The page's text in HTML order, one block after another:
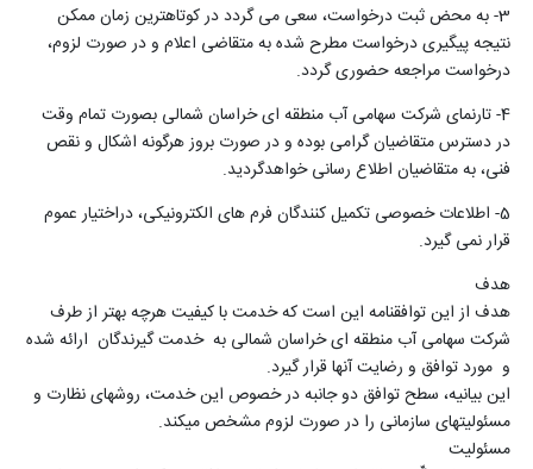
3- به محض ثبت درخواست، سعی می گردد در کوتاهترین زمان ممکن
نتیجه پیگیری درخواست مطرح شده به متقاضی اعلام و در صورت لزوم،
درخواست مراجعه حضوری گردد.
4- تارنمای شرکت سهامی آب منطقه ای خراسان شمالی بصورت تمام وقت
در دسترس متقاضیان گرامی بوده و در صورت بروز هرگونه اشکال و نقص
فنی، به متقاضیان اطلاع رسانی خواهدگردید.
5- اطلاعات خصوصی تکمیل کنندگان فرم های الکترونیکی، دراختیار عموم
قرار نمی گیرد.
هدف
هدف از این توافقنامه این است که خدمت با کیفیت هرچه بهتر از طرف
شرکت سهامی آب منطقه ای خراسان شمالی به خدمت گیرندگان ارائه شده
و مورد توافق و رضایت آنها قرار گیرد.
این بیانیه، سطح توافق دو جانبه در خصوص این خدمت، روش­های نظارت و
مسئولیت­های سازمانی را در صورت لزوم مشخص می­کند.
مسئولیت­